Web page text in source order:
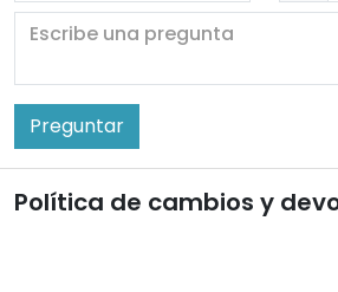
Escribe una pregunta
Preguntar
Política de cambios y